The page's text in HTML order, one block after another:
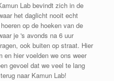
Lab bevindt zich in de
het daglicht nooit echt
op de hoeken van de
je 's avonds na 6 uur
ook buiten op straat. Hier
en hier voelden we ons weer
gevoel dat we veel te lang
naar Kamun Lab!